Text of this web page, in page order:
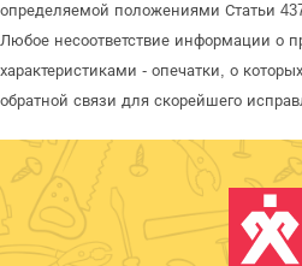
определяемой положениями Статьи
Любое несоответствие информации о
характеристиками - опечатки, о
обратной связи для скорейшего